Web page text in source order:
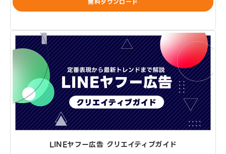
無料ダウンロード
LINEヤフー広告 クリエイティブガイド